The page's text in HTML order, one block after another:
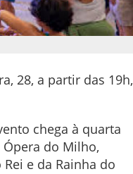
28, a partir das 19h,
chega à quarta
do Milho,
e da Rainha do